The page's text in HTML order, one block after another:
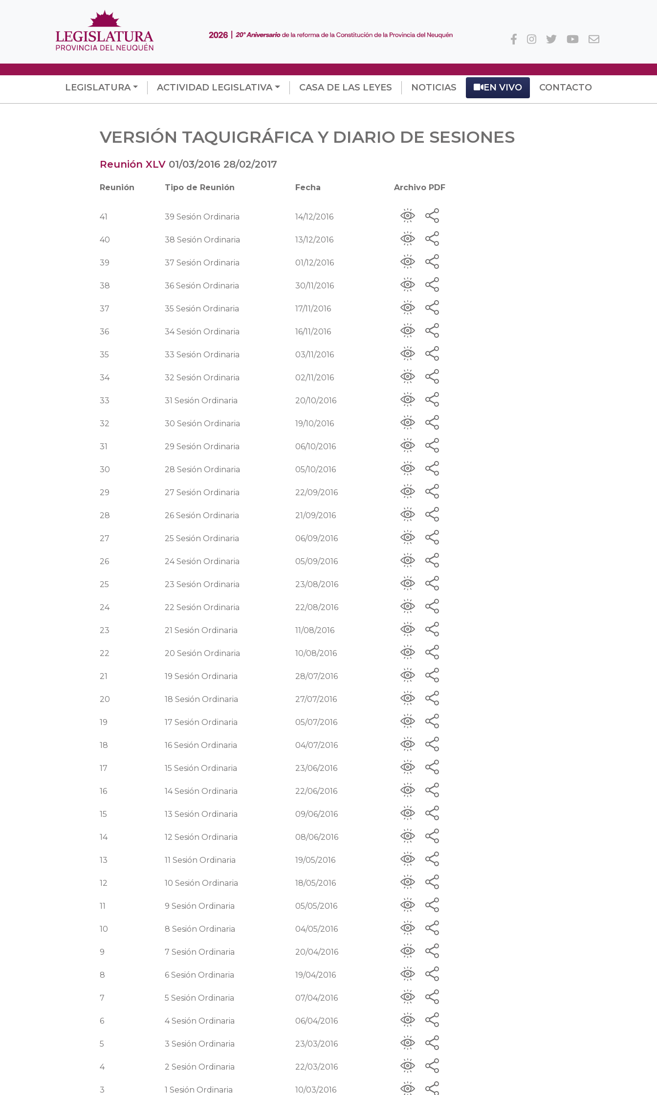
LEGISLATURA ACTIVIDAD LEGISLATIVA CASA DE LAS LEYES NOTICIAS EN VIVO CONTACTO
VERSIÓN TAQUIGRÁFICA Y DIARIO DE SESIONES
Reunión XLV 01/03/2016 28/02/2017
Reunión Tipo de Reunión Fecha Archivo PDF
41 39 Sesión Ordinaria 14/12/2016
40 38 Sesión Ordinaria 13/12/2016
39 37 Sesión Ordinaria 01/12/2016
38 36 Sesión Ordinaria 30/11/2016
37 35 Sesión Ordinaria 17/11/2016
36 34Sesión Ordinaria 16/11/2016
35 33 Sesión Ordinaria 03/11/2016
34 32 Sesión Ordinaria 02/11/2016
33 31 Sesión Ordinaria 20/10/2016
32 30 Sesión Ordinaria 19/10/2016
31 29 Sesión Ordinaria 06/10/2016
30 28 Sesión Ordinaria 05/10/2016
29 27 Sesión Ordinaria 22/09/2016
28 26 Sesión Ordinaria 21/09/2016
27 25 Sesión Ordinaria 06/09/2016
26 24Sesión Ordinaria 05/09/2016
25 23 Sesión Ordinaria 23/08/2016
24 22 Sesión Ordinaria 22/08/2016
23 21 Sesión Ordinaria 11/08/2016
22 20 Sesión Ordinaria 10/08/2016
21 19 Sesión Ordinaria 28/07/2016
20 18 Sesión Ordinaria 27/07/2016
19 17 Sesión Ordinaria 05/07/2016
18 16 Sesión Ordinaria 04/07/2016
17 15 Sesión Ordinaria 23/06/2016
16 14Sesión Ordinaria 22/06/2016
15 13 Sesión Ordinaria 09/06/2016
14 12 Sesión Ordinaria 08/06/2016
13 11 Sesión Ordinaria 19/05/2016
12 10 Sesión Ordinaria 18/05/2016
11 9 Sesión Ordinaria 05/05/2016
10 8 Sesión Ordinaria 04/05/2016
9 7 Sesión Ordinaria 20/04/2016
8 6 Sesión Ordinaria 19/04/2016
7 5 Sesión Ordinaria 07/04/2016
6 4Sesión Ordinaria 06/04/2016
5 3 Sesión Ordinaria 23/03/2016
4 2 Sesión Ordinaria 22/03/2016
3 1 Sesión Ordinaria 10/03/2016